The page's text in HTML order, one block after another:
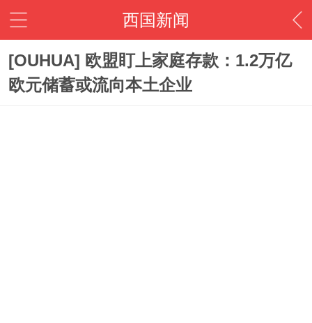
西国新闻
[OUHUA] 欧盟盯上家庭存款：1.2万亿
欧元储蓄或流向本土企业